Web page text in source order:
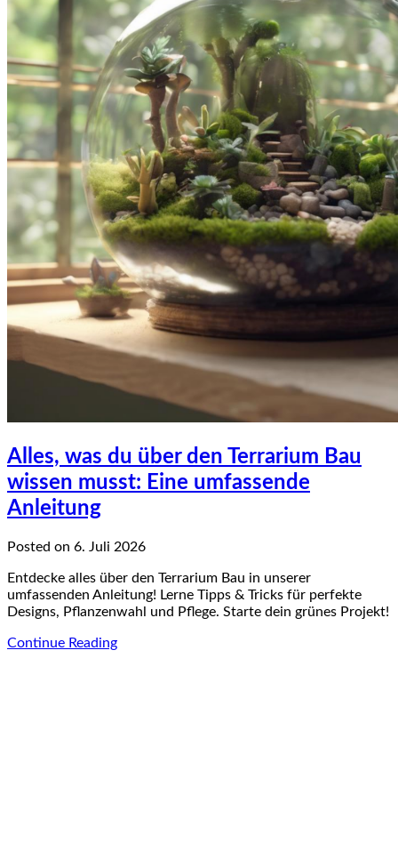
Alles, was du über den Terrarium Bau
wissen musst: Eine umfassende
Anleitung
Posted on 6. Juli 2026
Entdecke alles über den Terrarium Bau in unserer
umfassenden Anleitung! Lerne Tipps & Tricks für perfekte
Designs, Pflanzenwahl und Pflege. Starte dein grünes Projekt!
Continue Reading